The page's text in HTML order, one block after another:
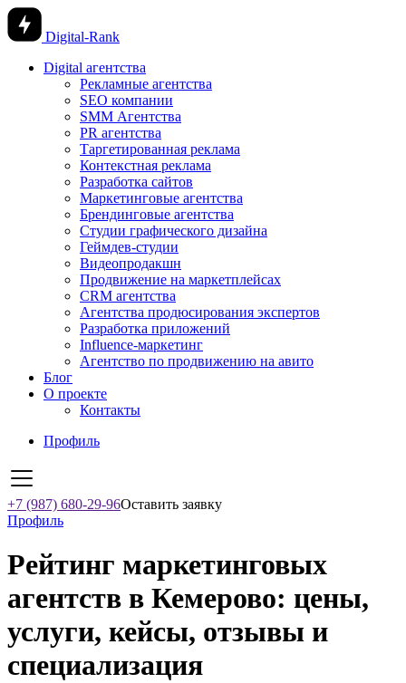
Digital-Rank
Digital агентства
Рекламные агентства
SEO компании
SMM Агентства
PR агентства
Таргетированная реклама
Контекстная реклама
Разработка сайтов
Маркетинговые агентства
Брендинговые агентства
Студии графического дизайна
Геймдев-студии
Видеопродакшн
Продвижение на маркетплейсах
CRM агентства
Агентства продюсирования экспертов
Разработка приложений
Influence-маркетинг
Агентство по продвижению на авито
Блог
О проекте
Контакты
Профиль
+7 (987) 680-29-96Оставить заявку
Профиль
Рейтинг маркетинговых
агентств в Кемерово: цены,
услуги, кейсы, отзывы и
специализация